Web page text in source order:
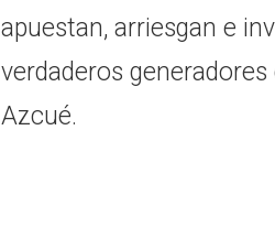
apuestan, arriesgan e
verdaderos
Azcué.